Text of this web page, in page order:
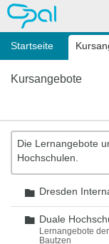
OPAL
Startseite
Kursangebote
Die Lernangebote
Hochschulen.
Ordner
Dresden
Ordner
Duale
Lernangebote
Bautzen